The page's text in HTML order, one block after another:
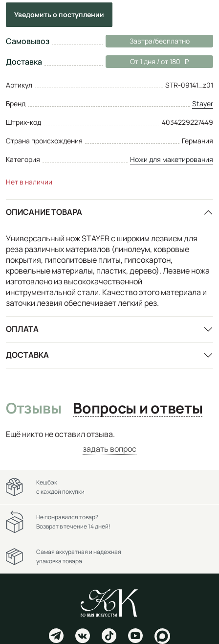
Уведомитьо поступлении
Самовывоз Завтра/бесплатно
Доставка От 1 дня / от 180
Артикул
STR-09141_z01
Бренд
Stayer
Штрих-код
4034229227449
Страна происхождения
Германия
Категория
Ножи для макетирования
Нет в наличии
ОПИСАНИЕ ТОВАРА
Универсальный нож STAYER с широким лезвием для
реза различных материалов (линолеум, ковровые
покрытия, гипсолитовые плиты, гипсокартон,
кровельные материалы, пластик, дерево). Лезвие ножа
изготовлено из высококачественной
инструментальной стали. Качество этого материала и
заточки лезвия обеспечивает легкий рез.
ОПЛАТА
ДОСТАВКА
Отзывы Вопросы и ответы
Ещё никто не оставил отзыва.
задать вопрос
Кешбэк
с каждой покупки
Не понравился товар?
Возврат в течение 14 дней!
Самая аккуратная и надежная
упаковка товара